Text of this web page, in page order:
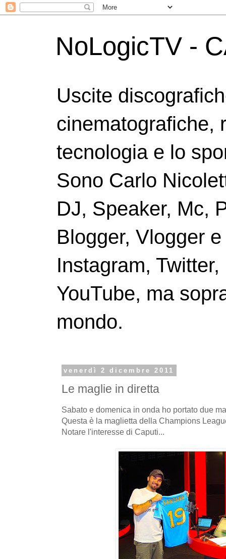
NoLogicTV -
Uscite
cinematografiche,
tecnologia e lo
Sono Carlo
DJ, Speaker, Mc,
Blogger, Vlogger
Instagram,
YouTube, ma
mondo.
venerdì 2 dicembre 2011
Le maglie in diretta
Sabato e domenica in onda ho portato due
Questa è la maglietta della Champions
Notare l'interesse di Caputi...